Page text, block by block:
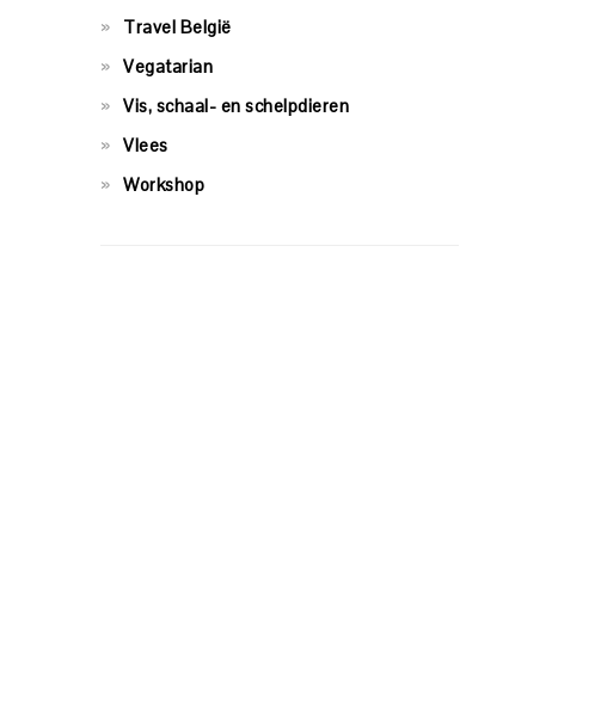
Travel België
Vegatarian
Vis, schaal- en schelpdieren
Vlees
Workshop